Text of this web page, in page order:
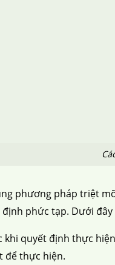
phương pháp triệt
phức tạp. Dưới
quyết định thực
để thực hiện.